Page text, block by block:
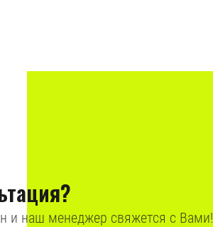
и наш менеджер свяжется с Вами!